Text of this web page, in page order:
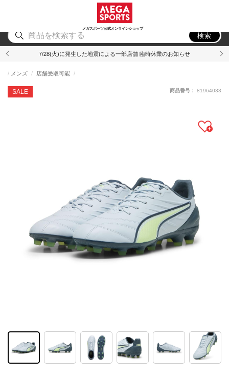
メガスポーツ公式オンラインショップ
アウトドア
検索
7/28(火)に発生した地震による一部店舗 臨時休業のお知らせ
SALE
メンズ 店舗受取可能
商品番号： 81964033